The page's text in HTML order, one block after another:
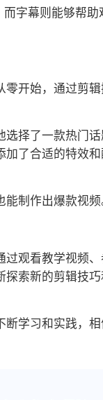
字幕则能够帮
开始，通过剪
择了一款热门
了合适的特效
制作出爆款视频
观看教学视频
索新的剪辑技
学习和实践，